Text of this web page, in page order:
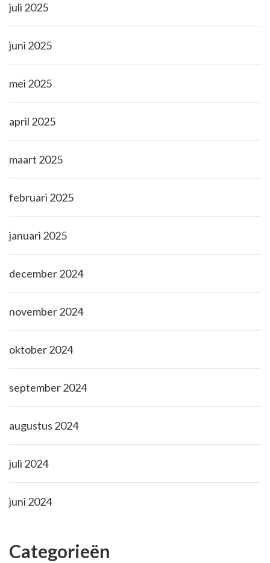
juli 2025
juni 2025
mei 2025
april 2025
maart 2025
februari 2025
januari 2025
december 2024
november 2024
oktober 2024
september 2024
augustus 2024
juli 2024
juni 2024
Categorieën